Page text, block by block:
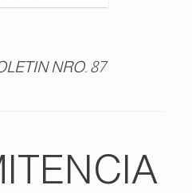
NRO. 87